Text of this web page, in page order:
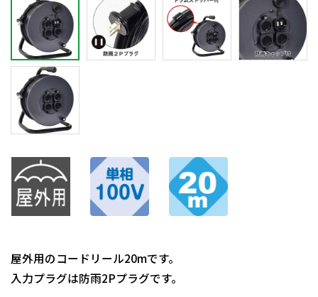
屋外用のコードリール20mです。
入力プラグは防雨2Pプラグです。